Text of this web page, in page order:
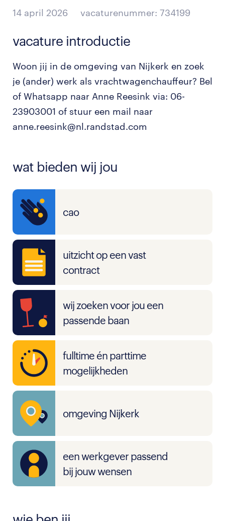
14 april 2026 vacaturenummer: 734199
vacature introductie
Woon jij in de omgeving van Nijkerk en zoek
je (ander) werk als vrachtwagenchauffeur? Bel
of Whatsapp naar Anne Reesink via: 06-
23903001 of stuur een mail naar
anne.reesink@nl.randstad.com
wat bieden wij jou
cao
uitzicht op een vast
contract
wij zoeken voor jou een
passende baan
fulltime én parttime
mogelijkheden
omgeving Nijkerk
een werkgever passend
bij jouw wensen